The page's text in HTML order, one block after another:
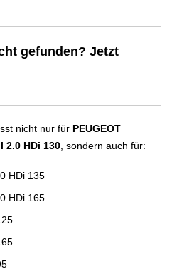
gefunden? Jetzt
nicht nur für PEUGEOT
2.0 HDi 130, sondern auch für:
HDi 135
HDi 165